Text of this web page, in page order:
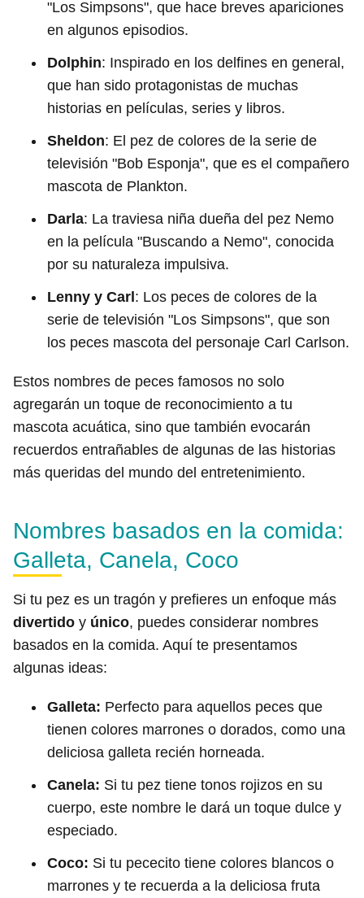
"Los Simpsons", que hace breves apariciones
en algunos episodios.
Dolphin: Inspirado en los delfines en general,
que han sido protagonistas de muchas
historias en películas, series y libros.
Sheldon: El pez de colores de la serie de
televisión "Bob Esponja", que es el compañero
mascota de Plankton.
Darla: La traviesa niña dueña del pez Nemo
en la película "Buscando a Nemo", conocida
por su naturaleza impulsiva.
Lenny y Carl : Los peces de colores de la
serie de televisión "Los Simpsons", que son
los peces mascota del personaje Carl Carlson.
Estos nombres de peces famosos no solo
agregarán un toque de reconocimiento a tu
mascota acuática, sino que también evocarán
recuerdos entrañables de algunas de las historias
más queridas del mundo del entretenimiento.
Nombres basados en la comida:
Galleta, Canela, Coco
Si tu pez es un tragón y prefieres un enfoque más
divertido y único, puedes considerar nombres
basados en la comida. Aquí te presentamos
algunas ideas:
Galleta: Perfecto para aquellos peces que
tienen colores marrones o dorados, como una
deliciosa galleta recién horneada.
Canela: Si tu pez tiene tonos rojizos en su
cuerpo, este nombre le dará un toque dulce y
especiado.
Coco: Si tu pececito tiene colores blancos o
marrones y te recuerda a la deliciosa fruta